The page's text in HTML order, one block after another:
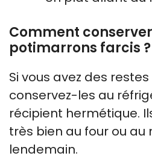
Comment
potimarrons farcis ?
Si vous avez des
conservez-les au
récipient hermétique.
très bien au four ou
lendemain.